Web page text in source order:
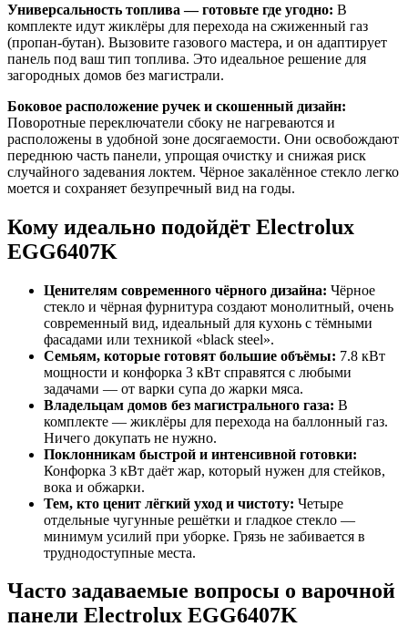
Универсальность топлива — готовьте где угодно: В
комплекте идут жиклёры для перехода на сжиженный газ
(пропан-бутан). Вызовите газового мастера, и он адаптирует
панель под ваш тип топлива. Это идеальное решение для
загородных домов без магистрали.
Боковое расположение ручек и скошенный дизайн:
Поворотные переключатели сбоку не нагреваются и
расположены в удобной зоне досягаемости. Они освобождают
переднюю часть панели, упрощая очистку и снижая риск
случайного задевания локтем. Чёрное закалённое стекло легко
моется и сохраняет безупречный вид на годы.
Кому идеально подойдёт Electrolux
EGG6407K
Ценителям современного чёрного дизайна: Чёрное
стекло и чёрная фурнитура создают монолитный, очень
современный вид, идеальный для кухонь с тёмными
фасадами или техникой «black steel».
Семьям, которые готовят большие объёмы: 7.8 кВт
мощности и конфорка 3 кВт справятся с любыми
задачами — от варки супа до жарки мяса.
Владельцам домов без магистрального газа: В
комплекте — жиклёры для перехода на баллонный газ.
Ничего докупать не нужно.
Поклонникам быстрой и интенсивной готовки:
Конфорка 3 кВт даёт жар, который нужен для стейков,
вока и обжарки.
Тем, кто ценит лёгкий уход и чистоту: Четыре
отдельные чугунные решётки и гладкое стекло —
минимум усилий при уборке. Грязь не забивается в
труднодоступные места.
Часто задаваемые вопросы о варочной
панели Electrolux EGG6407K